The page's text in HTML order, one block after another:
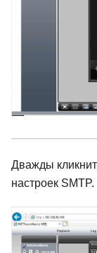
Дважды
настроек SMTP.